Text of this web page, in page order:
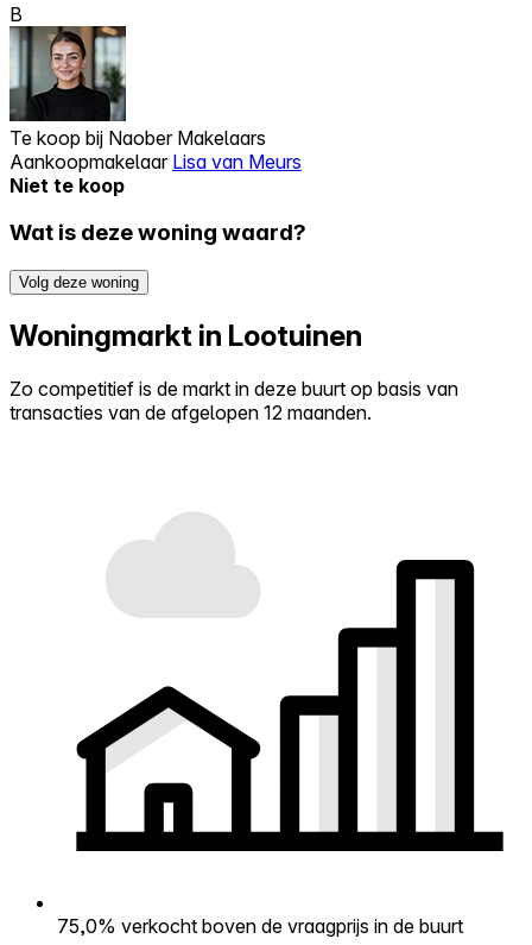
B
Te koop bij Naober Makelaars
Aankoopmakelaar Lisa van Meurs
Niet te koop
Wat is deze woning waard?
Volg deze woning
Woningmarkt in Lootuinen
Zo competitief is de markt in deze buurt op basis van
transacties van de afgelopen 12 maanden.
75,0% verkocht boven de vraagprijs in de buurt